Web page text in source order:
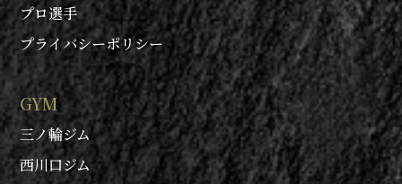
プロ選手
プライバシーポリシー
GYM
三ノ輪ジム
西川口ジム